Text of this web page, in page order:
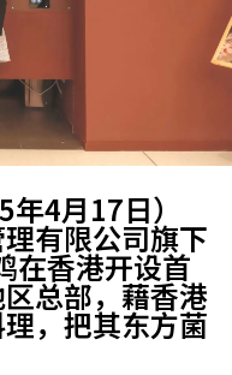
4月17日）
有限公司旗下
在香港开设首
总部，藉香港
，把其东方菌